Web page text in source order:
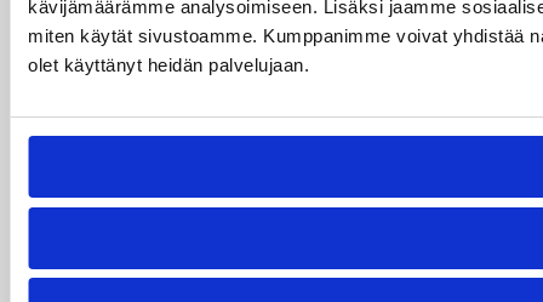
kävijämäärämme analysoimiseen. Lisäksi jaamme
miten käytät sivustoamme. Kumppanimme voivat yhdistää
olet käyttänyt heidän palvelujaan.